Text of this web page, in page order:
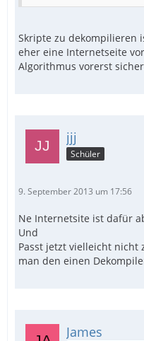
Skripte zu dekompilieren
eher eine Internetseite
Algorithmus vorerst
jjj
Schüler
9. September 2013 um 17:56
Ne Internetsite ist dafür
Und
Passt jetzt vielleicht nicht
man den einen
James